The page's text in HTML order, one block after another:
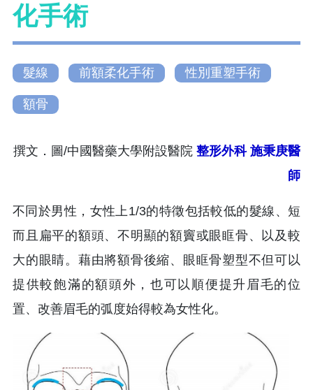
化手術
髮線 前額柔化手術 性別重塑手術
額骨
撰文．圖/中國醫藥大學附設醫院 整形外科 施秉庚醫
師
不同於男性，女性上1/3的特徵包括較低的髮線、短
而且扁平的額頭、不明顯的額竇或眼眶骨、以及較
大的眼睛。藉由將額骨後縮、眼眶骨塑型不但可以
提供較飽滿的額頭外，也可以順便提升眉毛的位
置、改善眉毛的弧度始得較為女性化。